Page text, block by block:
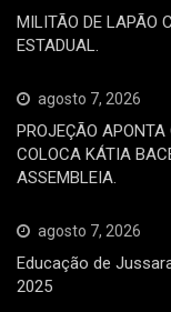
MILITÃO DE LAPÃO
ESTADUAL.
agosto 7, 2026
PROJEÇÃO
COLOCA KÁTIA
ASSEMBLEIA.
agosto 7, 2026
Educação de
2025